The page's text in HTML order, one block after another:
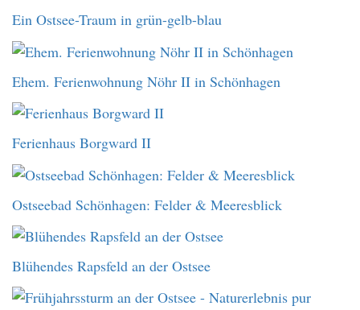
Ein Ostsee-Traum in grün-gelb-blau
Ehem. Ferienwohnung Nöhr II in Schönhagen
Ferienhaus Borgward II
Ostseebad Schönhagen: Felder & Meeresblick
Blühendes Rapsfeld an der Ostsee